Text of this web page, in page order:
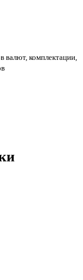
валют, комплектации,